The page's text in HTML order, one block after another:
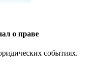
о праве
событиях.